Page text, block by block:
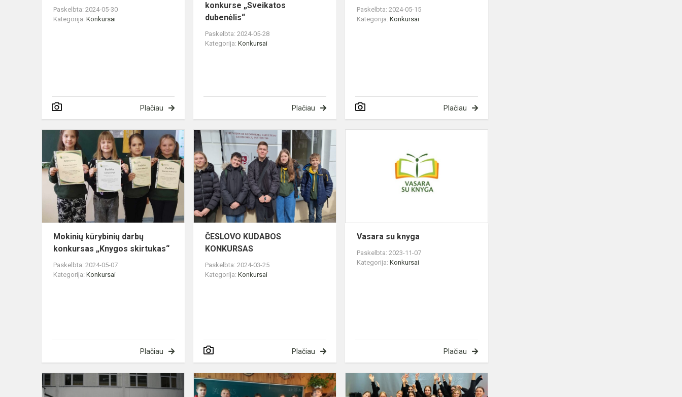
Paskelbta: 2024-05-30
Kategorija: Konkursai
Plačiau
konkurse „Sveikatos
dubenėlis“
Paskelbta: 2024-05-28
Kategorija:Konkursai
Plačiau
Paskelbta: 2024-05-15
Kategorija:Konkursai
Plačiau
Mokinių
kūrybinių
darbų
konkursas
„Knygos
skirtukas“
Mokinių kūrybinių darbų
konkursas „Knygos skirtukas“
Paskelbta: 2024-05-07
Kategorija: Konkursai
Plačiau
KUDABOS
KONKURSAS
ČESLOVO KUDABOS
KONKURSAS
Paskelbta: 2024-03-25
Kategorija:Konkursai
Plačiau
Vasara su knyga
Paskelbta: 2023-11-07
Kategorija:Konkursai
Plačiau
Paroda
Konkurse
„SENĄ
konkursas